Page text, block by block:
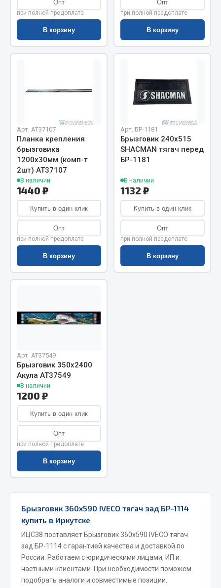
Весь раздел
Цепи подъёмные
Кольца уплотнительные
Лента конвейерная
Манжеты
Паронит
Патрубки
Прокладки
Рукава высокого давления
Показать ещё
Весь раздел
Блоки реле и предохранителей
Выключатели кнопочные
Выключатель массы
Изолента
Весь раздел
Запчасти на полуприцепы
Запчасти КамАЗ
Двигатель
Система питания
Система выпуска газа
Опт
при полной предоплате
В корзину
Опт
при полной предоплате
В корзину
Арт. AT37107
Планка крепления
брызговика
1200х30мм (комп-т
2шт) АТ37107
В наличии
1440 ₽
Купить в один клик
Опт
при полной предоплате
В корзину
Арт. БР-1181
Брызговик 240х515
SHACMAN тягач перед
БР-1181
В наличии
1132 ₽
Купить в один клик
Опт
при полной предоплате
В корзину
Арт. AT37549
Брызговик 350х2400
Акула АТ37549
В наличии
1200 ₽
Купить в один клик
Опт
при полной предоплате
В корзину
Брызговик 360х590 IVECO тягач зад БР-1114
купить в Иркутске
ИЦС38 поставляет Брызговик 360х590 IVECO тягач
зад БР-1114 с гарантией качества и доставкой по
России. Работаем с юридическими лицами, ИП и
частными клиентами. При необходимости поможем
подобрать аналоги и совместимые позиции.